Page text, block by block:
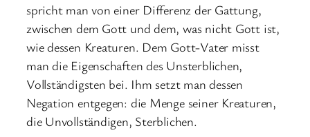
spricht man von einer Differenz der Gattung,
zwischen dem Gott und dem, was nicht Gott ist,
wie dessen Kreaturen. Dem Gott-Vater misst
man die Eigenschaften des Unsterblichen,
Vollständigsten bei. Ihm setzt man dessen
Negation entgegen: die Menge seiner Kreaturen,
die Unvollständigen, Sterblichen.